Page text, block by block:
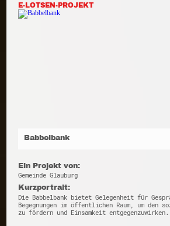
E-LOTSEN-PROJEKT
Babbelbank
Ein Projekt von:
Gemeinde Glauburg
Kurzportrait:
Die Babbelbank bietet Gelegenheit für
Begegnungen im öffentlichen Raum, um den
zu fördern und Einsamkeit entgegenzuwirken.